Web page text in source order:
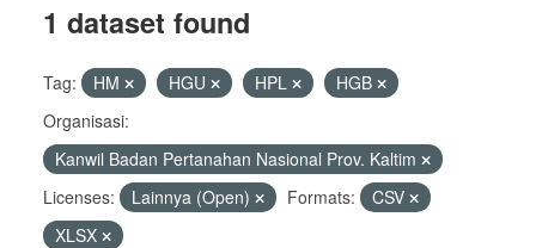
1 dataset found
Tag: HM HGU HPL
HGB
Organisasi:
Kanwil Badan Pertanahan Nasional Prov. Kaltim
Licenses:
Lainnya (Open) Formats:
CSV
XLSX